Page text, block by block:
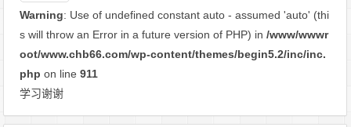
Warning: Use of undefined constant auto - assumed 'auto' (thi
s will throw an Error in a future version of PHP) in/www/wwwr
oot/www.chb66.com/wp-content/themes/begin5.2/inc/inc.
php on line911
学习谢谢